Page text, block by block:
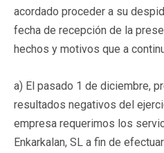
acordado proceder a su
fecha de recepción de la
hechos y motivos que a
a) El pasado 1 de diciembre,
resultados negativos del
empresa requerimos los
Enkarkalan, SL a fin de